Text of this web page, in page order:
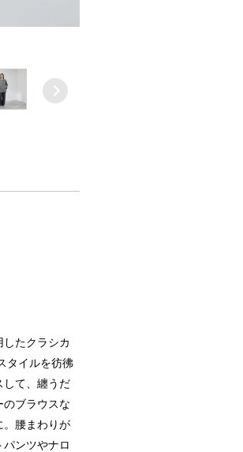
たクラシカ
タイルを彷彿
して、纏うだ
ブラウスな
。腰まわりが
ンツやナロ